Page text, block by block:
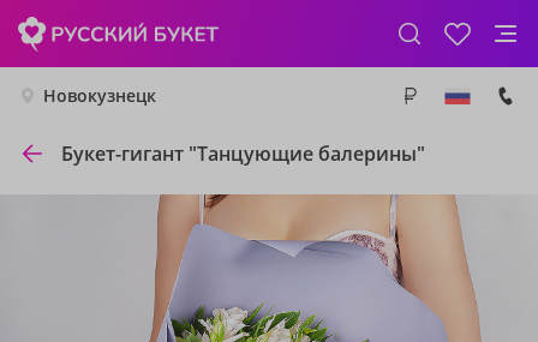
Новокузнецк
Букет-гигант "Танцующие балерины"